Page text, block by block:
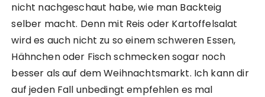
nicht nachgeschaut habe, wie man Backteig
selber macht. Denn mit Reis oder Kartoffelsalat
wird es auch nicht zu so einem schweren Essen,
Hähnchen oder Fisch schmecken sogar noch
besser als auf dem Weihnachtsmarkt. Ich kann dir
auf jeden Fall unbedingt empfehlen es mal